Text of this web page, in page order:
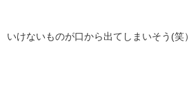
いけないものが口から出てしまいそう(笑）